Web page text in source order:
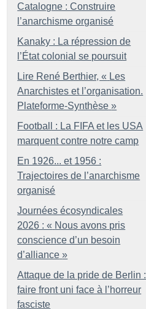
Catalogne : Construire
l’anarchisme organisé
Kanaky : La répression de
l’État colonial se poursuit
Lire René Berthier, « Les
Anarchistes et l’organisation.
Plateforme-Synthèse »
Football : La FIFA et les USA
marquent contre notre camp
En 1926... et 1956 :
Trajectoires de l’anarchisme
organisé
Journées écosyndicales
2026 : « Nous avons pris
conscience d’un besoin
d’alliance »
Attaque de la pride de Berlin :
faire front uni face à l’horreur
fasciste